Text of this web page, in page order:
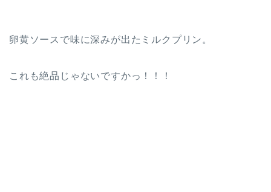
卵黄ソースで味に深みが出たミルクプリン。
これも絶品じゃないですかっ！！！